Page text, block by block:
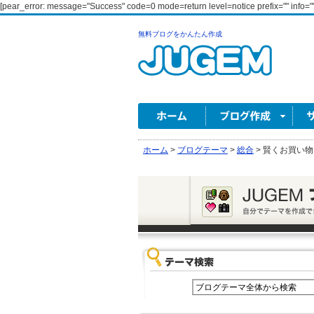
[pear_error: message="Success" code=0 mode=return level=notice prefix=""
無料ブログをかんたん作成
ホーム > ブログテーマ > 総合 > 賢くお買い物